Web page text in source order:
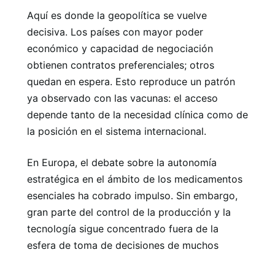
Aquí es donde la geopolítica se vuelve
decisiva. Los países con mayor poder
económico y capacidad de negociación
obtienen contratos preferenciales; otros
quedan en espera. Esto reproduce un patrón
ya observado con las vacunas: el acceso
depende tanto de la necesidad clínica como de
la posición en el sistema internacional.
En Europa, el debate sobre la autonomía
estratégica en el ámbito de los medicamentos
esenciales ha cobrado impulso. Sin embargo,
gran parte del control de la producción y la
tecnología sigue concentrado fuera de la
esfera de toma de decisiones de muchos